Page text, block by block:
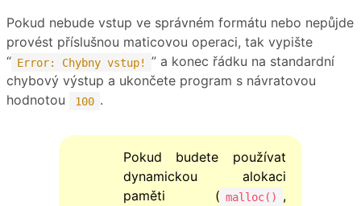
Pokud nebude vstup ve správném formátu nebo nepůjde
provést příslušnou maticovou operaci, tak vypište
“ Error: Chybny vstup!
” a konec řádku na standardní
chybový výstup a ukončete program s návratovou
hodnotou
100 .
Pokud budete používat
dynamickou alokaci
paměti ( malloc() ,